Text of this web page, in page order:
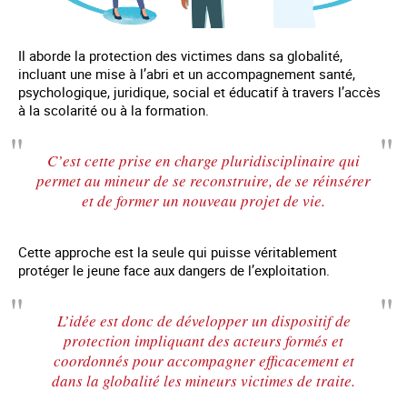
Il aborde la protection des victimes dans sa globalité,
incluant une mise à l’abri et un accompagnement santé,
psychologique, juridique, social et éducatif à travers l’accès
à la scolarité ou à la formation.
C’est cette prise en charge pluridisciplinaire qui
permet au mineur de se reconstruire, de se réinsérer
et de former un nouveau projet de vie.
Cette approche est la seule qui puisse véritablement
protéger le jeune face aux dangers de l’exploitation.
L’idée est donc de développer un dispositif de
protection impliquant des acteurs formés et
coordonnés pour accompagner efficacement et
dans la globalité les mineurs victimes de traite.